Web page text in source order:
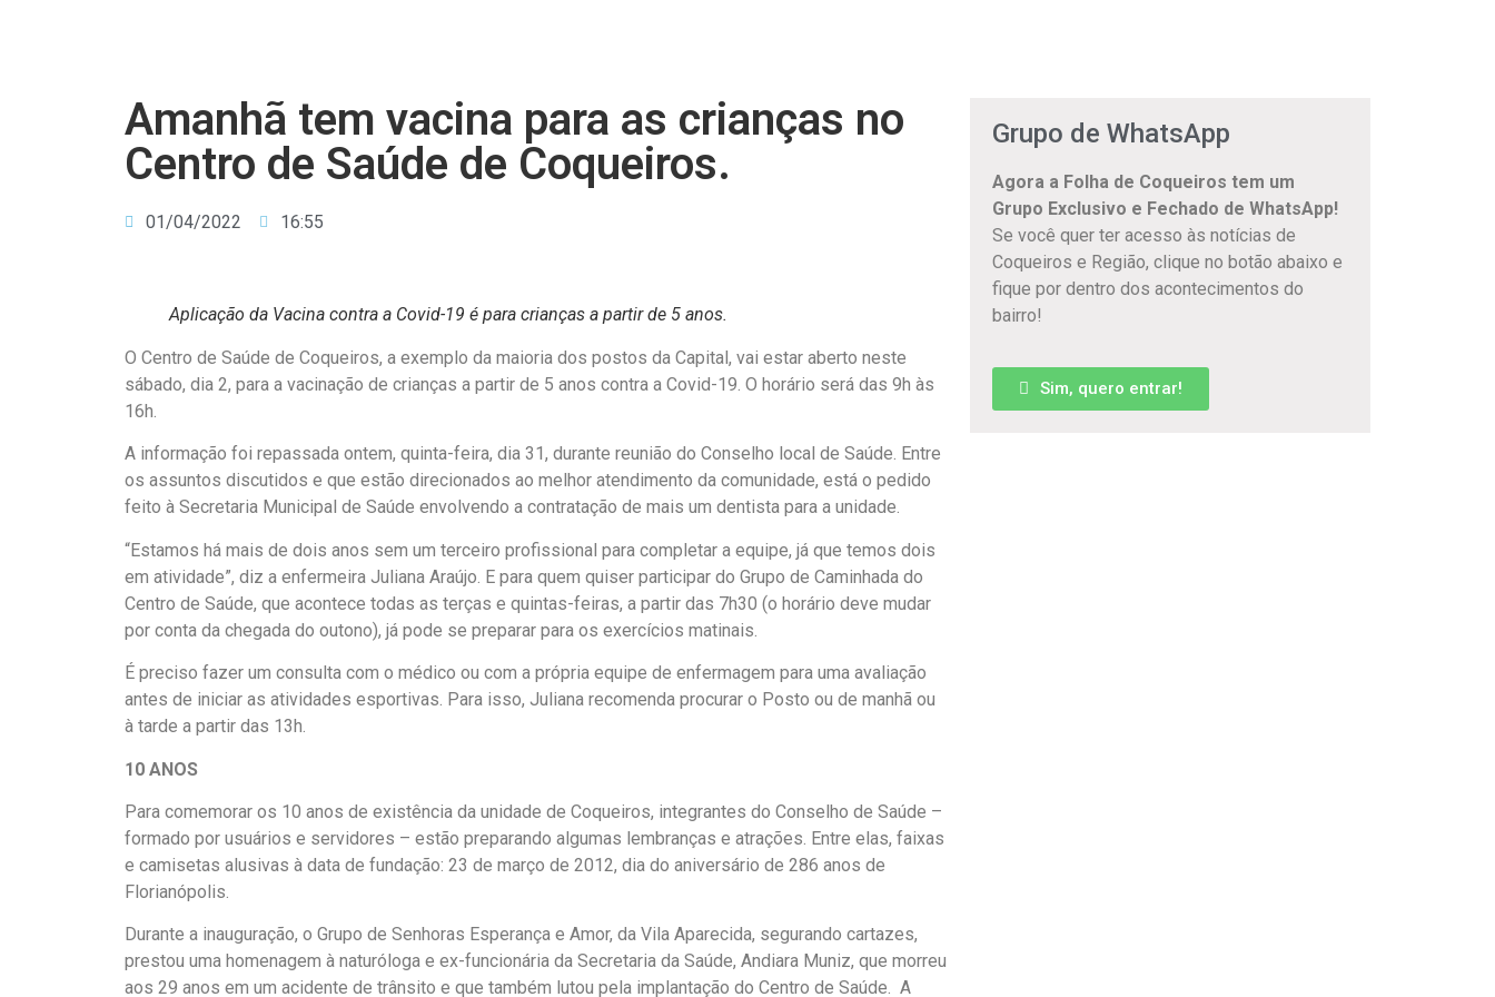
Amanhã tem vacina para as crianças no
Centro de Saúde de Coqueiros.
01/04/2022 16:55
Aplicação da Vacina contra a Covid-19 é para crianças a partir de 5 anos.
O Centro de Saúde de Coqueiros, a exemplo da maioria dos postos da Capital, vai estar aberto neste
sábado, dia 2, para a vacinação de crianças a partir de 5 anos contra a Covid-19. O horário será das 9h às
16h.
A informação foi repassada ontem, quinta-feira, dia 31, durante reunião do Conselho local de Saúde. Entre
os assuntos discutidos e que estão direcionados ao melhor atendimento da comunidade, está o pedido
feito à Secretaria Municipal de Saúde envolvendo a contratação de mais um dentista para a unidade.
“Estamos há mais de dois anos sem um terceiro profissional para completar a equipe, já que temos dois
em atividade”, diz a enfermeira Juliana Araújo. E para quem quiser participar do Grupo de Caminhada do
Centro de Saúde, que acontece todas as terças e quintas-feiras, a partir das 7h30 (o horário deve mudar
por conta da chegada do outono), já pode se preparar para os exercícios matinais.
É preciso fazer um consulta com o médico ou com a própria equipe de enfermagem para uma avaliação
antes de iniciar as atividades esportivas. Para isso, Juliana recomenda procurar o Posto ou de manhã ou
à tarde a partir das 13h.
10 ANOS
Para comemorar os 10 anos de existência da unidade de Coqueiros, integrantes do Conselho de Saúde –
formado por usuários e servidores – estão preparando algumas lembranças e atrações. Entre elas, faixas
e camisetas alusivas à data de fundação: 23 de março de 2012, dia do aniversário de 286 anos de
Florianópolis.
Durante a inauguração, o Grupo de Senhoras Esperança e Amor, da Vila Aparecida, segurando cartazes,
prestou uma homenagem à naturóloga e ex-funcionária da Secretaria da Saúde, Andiara Muniz, que morreu
aos 29 anos em um acidente de trânsito e que também lutou pela implantação do Centro de Saúde. A
Grupo de WhatsApp
Agora a Folha de Coqueiros tem um
Grupo Exclusivo e Fechado de WhatsApp!
Se você quer ter acesso às notícias de
Coqueiros e Região, clique no botão abaixo e
fique por dentro dos acontecimentos do
bairro!
Sim, quero entrar!